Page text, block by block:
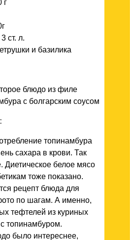
г
ст. л.
и базилика
блюдо из филе
с болгарским соусом
топинамбура
сахара в крови. Так
Диетическое белое мясо
тоже показано.
рецепт блюда для
по шагам. А именно,
тефтелей из куриных
с топинамбуром.
было интереснее,